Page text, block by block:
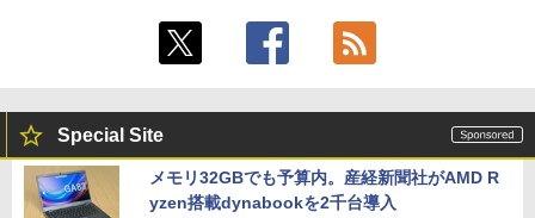
Special Site
メモリ32GBでも予算内。産経新聞社がAMD R
yzen搭載dynabookを2千台導入